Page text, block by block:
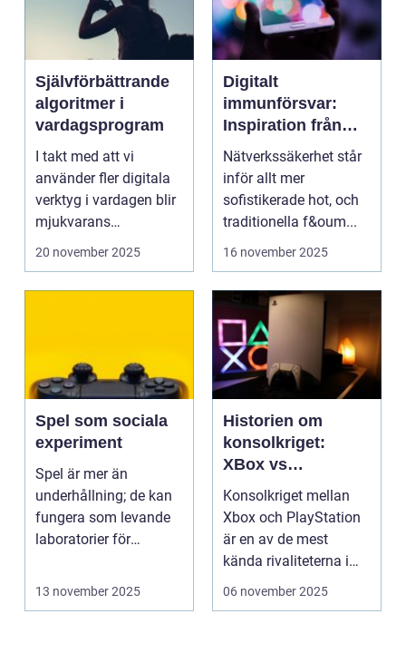
Självförbättrande
algoritmer i
vardagsprogram
I takt med att vi
använder fler digitala
verktyg i vardagen blir
mjukvarans
anpassningsför...
20 november 2025
Digitalt
immunförsvar:
Inspiration från
biologiska system
för att stärka
nätverkssäkerhet
Nätverkssäkerhet står
inför allt mer
sofistikerade hot, och
traditionella f&oum...
16 november 2025
Spel som sociala
experiment
Spel är mer än
underhållning; de kan
fungera som levande
laboratorier för
13 november 2025
Historien om
konsolkriget:
XBox vs
PlayStation
Konsolkriget mellan
Xbox och PlayStation
är en av de mest
kända rivaliteterna i
spelvä...
06 november 2025